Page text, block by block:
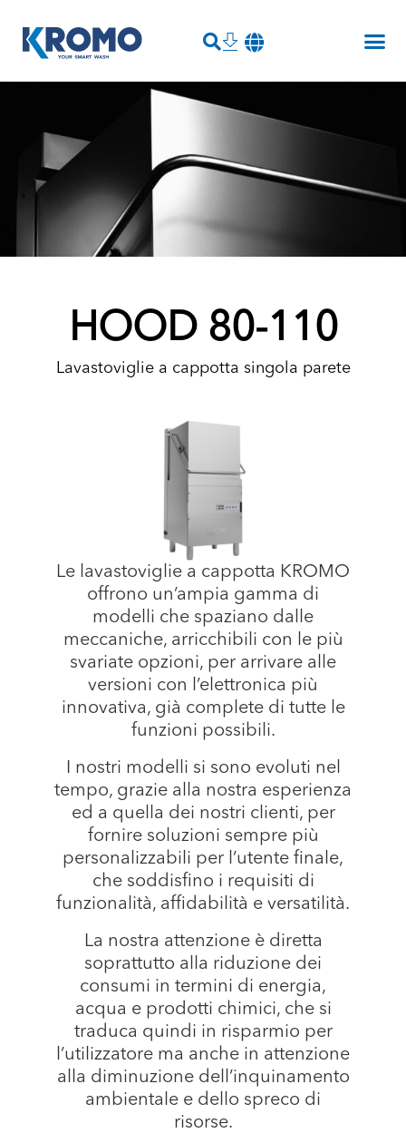
HOOD 80-110
Lavastoviglie a cappotta singola parete
Le lavastoviglie a cappotta KROMO
offrono un’ampia gamma di
modelli che spaziano dalle
meccaniche, arricchibili con le più
svariate opzioni, per arrivare alle
versioni con l’elettronica più
innovativa, già complete di tutte le
funzioni possibili.
I nostri modelli si sono evoluti nel
tempo, grazie alla nostra esperienza
ed a quella dei nostri clienti, per
fornire soluzioni sempre più
personalizzabili per l’utente finale,
che soddisfino i requisiti di
funzionalità, affidabilità e versatilità.
La nostra attenzione è diretta
soprattutto alla riduzione dei
consumi in termini di energia,
acqua e prodotti chimici, che si
traduca quindi in risparmio per
l’utilizzatore ma anche in attenzione
alla diminuzione dell’inquinamento
ambientale e dello spreco di
risorse.